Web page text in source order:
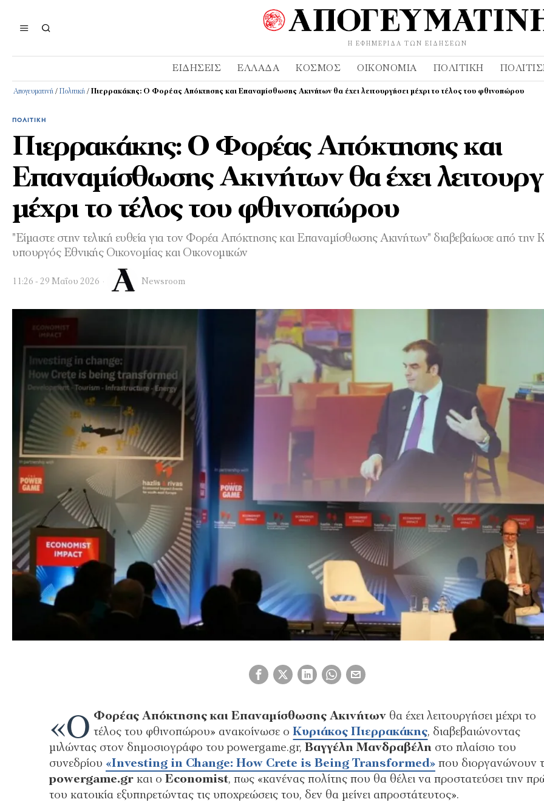
Η ΕΦΗΜΕΡΊΔΑ ΤΩΝ ΕΙΔΉΣΕΩΝ
ΕΙΔΉΣΕΙΣ ΕΛΛΆΔΑ ΚΌΣΜΟΣ ΟΙΚΟΝΟΜΊΑ ΠΟΛΙΤΙΚΉ
Απογευματινή / Πολιτική / Πιερρακάκης: Ο Φορέας Απόκτησης και Επαναμίσθωσης Ακινήτων θα έχει λειτουργήσει μέχρι το τέλος του φθινοπώρου
ΠΟΛΙΤΙΚΉ
Πιερρακάκης: Ο Φορέας Απόκτησης και
Επαναμίσθωσης Ακινήτων θα έχει
μέχρι το τέλος του φθινοπώρου
"Είμαστε στην τελική ευθεία για τον Φορέα Απόκτησης και Επαναμίσθωσης Ακινήτων" διαβεβαίωσε από την
υπουργός Εθνικής Οικονομίας και Οικονομικών
11:26 - 29 Μαΐου 2026 Newsroom
«Ο Φορέας Απόκτησης και Επαναμίσθωσης Ακινήτων θα έχει λειτουργήσει μέχρι το
τέλος του φθινοπώρου» ανακοίνωσε οΚυριάκος Πιερρακάκης, διαβεβαιώνοντας
μιλώντας στον δημοσιογράφο του powergame.gr, Βαγγέλη Μανδραβέλη στο πλαίσιο του
συνεδρίου «Investing in Change: How Crete is Being Transformed» που διοργανώνουν
powergame.grκαι ο Economist, πως «κανένας πολίτης που θα θέλει να προστατεύσει την
του κατοικία εξυπηρετώντας τις υποχρεώσεις του, δεν θα μείνει απροστάτευτος».